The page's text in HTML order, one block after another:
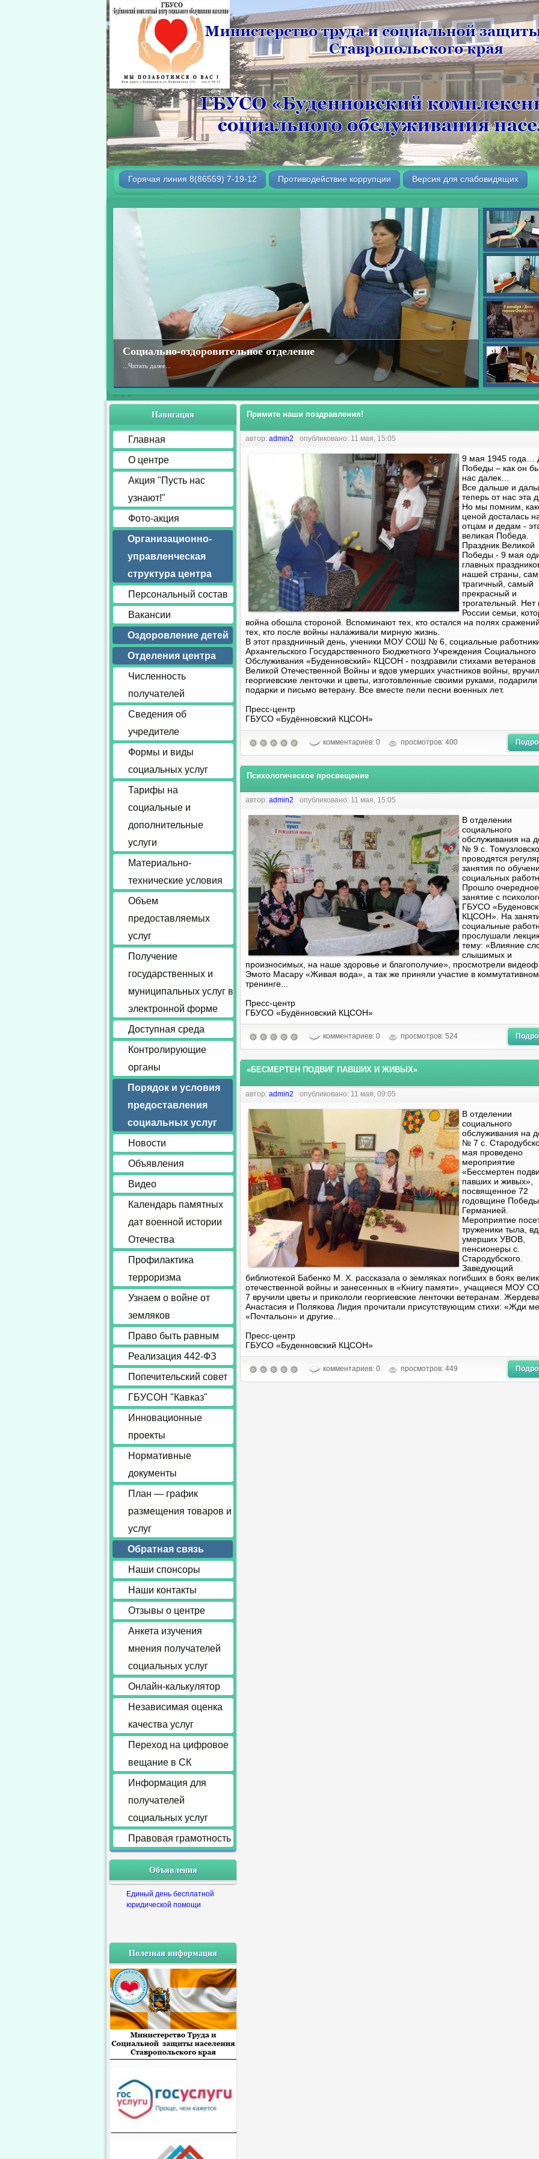
Горячая линия 8(86559) 7-19-12 Противодействие коррупции Версия для слабовидящих
Социально-оздоровительное отделение
Читать далее...
Навигация
Главная
О центре
Акция "Пусть нас
узнают!"
Фото-акция
Организационно-
управленческая
структура центра
Персональный состав
Вакансии
Оздоровление детей
Отделения центра
Численность
получателей
Сведения об
учредителе
Формы и виды
социальных услуг
Тарифы на
социальные и
дополнительные
услуги
Материально-
технические условия
Объем
предоставляемых
услуг
Получение
государственных и
муниципальных услуг в
электронной форме
Доступная среда
Контролирующие
органы
Порядок и условия
предоставления
социальных услуг
Новости
Объявления
Видео
Календарь памятных
дат военной истории
Отечества
Профилактика
терроризма
Узнаем о войне от
земляков
Право быть равным
Реализация 442-ФЗ
Попечительский совет
ГБУСОН "Кавказ"
Инновационные
проекты
Нормативные
документы
План — график
размещения товаров и
услуг
Обратная связь
Наши спонсоры
Наши контакты
Отзывы о центре
Анкета изучения
мнения получателей
социальных услуг
Онлайн-калькулятор
Независимая оценка
качества услуг
Переход на цифровое
вещание в СК
Информация для
получателей
социальных услуг
Правовая грамотность
Объявления
Единый день бесплатной
юридической помощи
Полезная информация
Примите наши поздравления!
автор: admin2 опубликовано: 11 мая, 15:05
9 мая 1945 года…
Победы – как он
нас далек…
Все дальше и
теперь от нас эта
Но мы помним,
ценой досталась
отцам и дедам -
великая Победа.
Праздник Великой
Победы - 9 мая
главных
нашей страны,
трагичный, самый
прекрасный и
трогательный. Нет
России семьи,
война обошла стороной. Вспоминают тех, кто остался на полях
тех, кто после войны налаживали мирную жизнь.
В этот праздничный день, ученики МОУ СОШ № 6, социальные
Архангельского Государственного Бюджетного Учреждения Социального
Обслуживания «Буденновский» КЦСОН - поздравили стихами ветеранов
Великой Отечественной Войны и вдов умерших участников войны,
георгиевские ленточки и цветы, изготовленные своими руками, подарили
подарки и письмо ветерану. Все вместе пели песни военных лет.
Пресс-центр
ГБУСО «Будённовский КЦСОН»
комментариев: 0 просмотров: 400
Психологическое просвещение
автор: admin2 опубликовано: 11 мая, 15:05
В отделении
социального
обслуживания на
№ 9 с.
проводятся
занятия по
социальных
Прошло очередное
занятие с
ГБУСО
КЦСОН». На
социальные
прослушали
тему: «Влияние
слышимых и
произносимых, на наше здоровье и благополучие», просмотрели
Эмото Масару «Живая вода», а так же приняли участие в коммутативном
тренинге...
Пресс-центр
ГБУСО «Будённовский КЦСОН»
комментариев: 0 просмотров: 524
«БЕСМЕРТЕН ПОДВИГ ПАВШИХ И ЖИВЫХ»
автор: admin2 опубликовано: 11 мая, 09:05
В отделении
социального
обслуживания на
№ 7 с.
мая проведено
мероприятие
«Бессмертен
павших и живых»,
посвященное 72
годовщине
Германией.
Мероприятие
труженики тыла,
умерших УВОВ,
пенсионеры с.
Стародубского.
Заведующий
библиотекой Бабенко М. Х. рассказала о земляках погибших в боях
отечественной войны и занесенных в «Книгу памяти», учащиеся МОУ
7 вручили цветы и прикололи георгиевские ленточки ветеранам.
Анастасия и Полякова Лидия прочитали присутствующим стихи: «Жди
«Почтальон» и другие...
Пресс-центр
ГБУСО «Буденновский КЦСОН»
комментариев: 0 просмотров: 449